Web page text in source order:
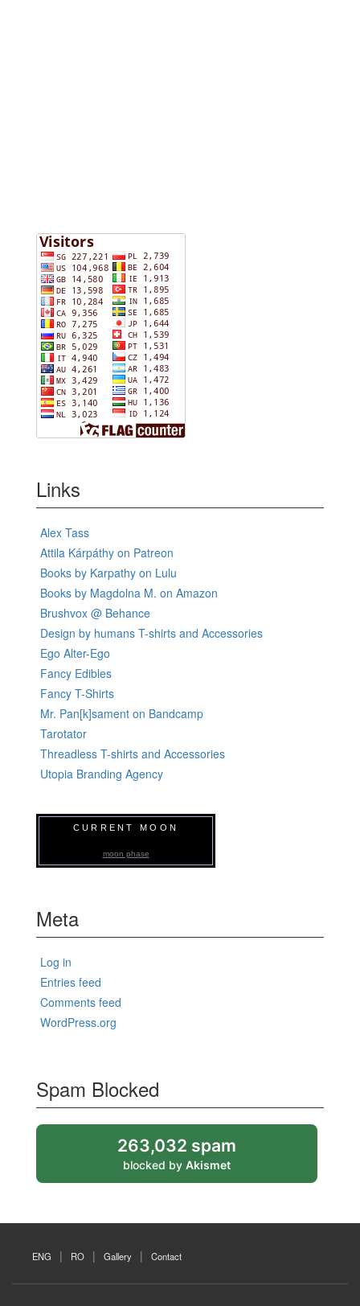
Links
Alex Tass
Attila Kárpáthy on Patreon
Books by Karpathy on Lulu
Books by Magdolna M. on Amazon
Brushvox @ Behance
Design by humans T-shirts and Accessories
Ego Alter-Ego
Fancy Edibles
Fancy T-Shirts
Mr. Pan[k]sament on Bandcamp
Tarotator
Threadless T-shirts and Accessories
Utopia Branding Agency
CURRENT MOON
moon phase
Meta
Log in
Entries feed
Comments feed
WordPress.org
Spam Blocked
263,032 spam
blocked by Akismet
ENG RO Gallery Contact